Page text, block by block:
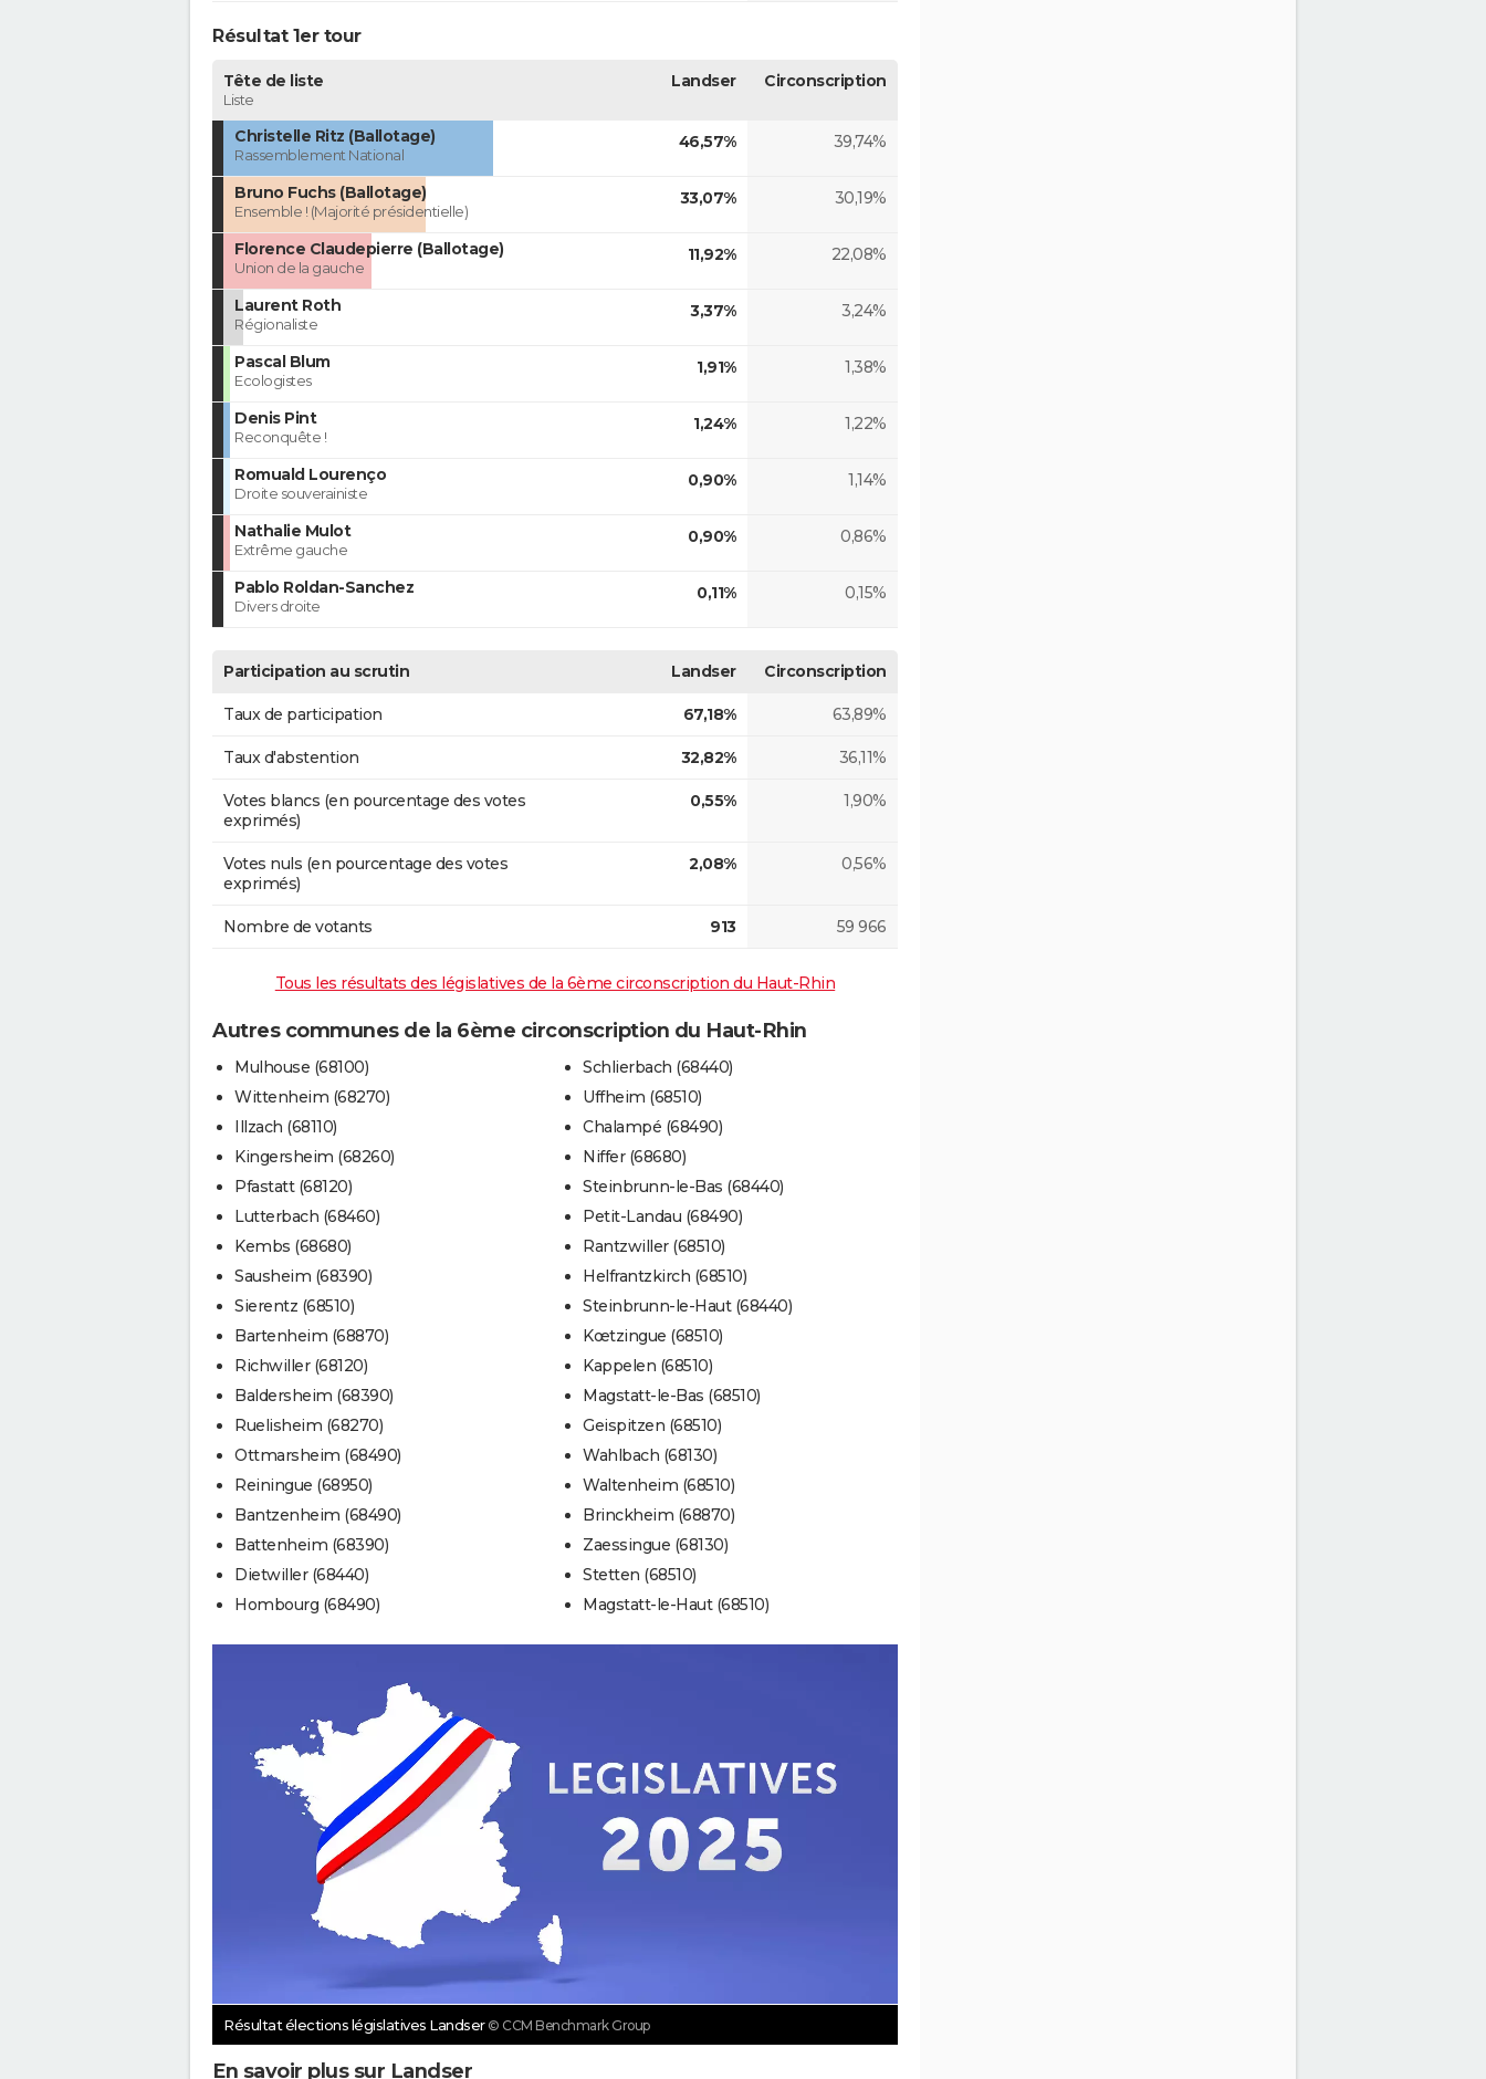
Résultat 1er tour
Tête de liste
Liste
Landser Circonscription
Christelle Ritz (Ballotage)
Rassemblement National
46,57% 39,74%
Bruno Fuchs (Ballotage)
Ensemble ! (Majorité présidentielle)
33,07% 30,19%
Florence Claudepierre (Ballotage)
Union de la gauche
11,92% 22,08%
Laurent Roth
Régionaliste
3,37% 3,24%
Pascal Blum
Ecologistes
1,91% 1,38%
Denis Pint
Reconquête !
1,24% 1,22%
Romuald Lourenço
Droite souverainiste
0,90% 1,14%
Nathalie Mulot
Extrême gauche
0,90% 0,86%
Pablo Roldan-Sanchez
Divers droite
0,11% 0,15%
Participation au scrutin Landser Circonscription
Taux de participation 67,18% 63,89%
Taux d'abstention 32,82% 36,11%
Votes blancs (en pourcentage des votes
exprimés)
0,55% 1,90%
Votes nuls (en pourcentage des votes
exprimés)
2,08% 0,56%
Nombre de votants 913 59 966
Tous les résultats des législatives de la 6ème circonscription du Haut-Rhin
Autres communes de la 6ème circonscription du Haut-Rhin
Mulhouse (68100)
Wittenheim (68270)
Illzach (68110)
Kingersheim (68260)
Pfastatt (68120)
Lutterbach (68460)
Kembs (68680)
Sausheim (68390)
Sierentz (68510)
Bartenheim (68870)
Richwiller (68120)
Baldersheim (68390)
Ruelisheim (68270)
Ottmarsheim (68490)
Reiningue (68950)
Bantzenheim (68490)
Battenheim (68390)
Dietwiller (68440)
Hombourg (68490)
Schlierbach (68440)
Uffheim (68510)
Chalampé (68490)
Niffer (68680)
Steinbrunn-le-Bas (68440)
Petit-Landau (68490)
Rantzwiller (68510)
Helfrantzkirch (68510)
Steinbrunn-le-Haut (68440)
Kœtzingue (68510)
Kappelen (68510)
Magstatt-le-Bas (68510)
Geispitzen (68510)
Wahlbach (68130)
Waltenheim (68510)
Brinckheim (68870)
Zaessingue (68130)
Stetten (68510)
Magstatt-le-Haut (68510)
Résultat élections législatives Landser © CCM Benchmark Group
En savoir plus sur Landser